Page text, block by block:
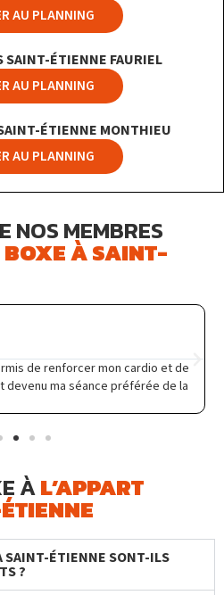
AU PLANNING
SAINT-ÉTIENNE FAURIEL
AU PLANNING
ÉTIENNE MONTHIEU
AU PLANNING
NOS MEMBRES
BOXE À SAINT-
de renforcer mon cardio et de
devenu ma séance préférée de la
ÀL’APPART
SAINT-ÉTIENNE SONT-ILS
?